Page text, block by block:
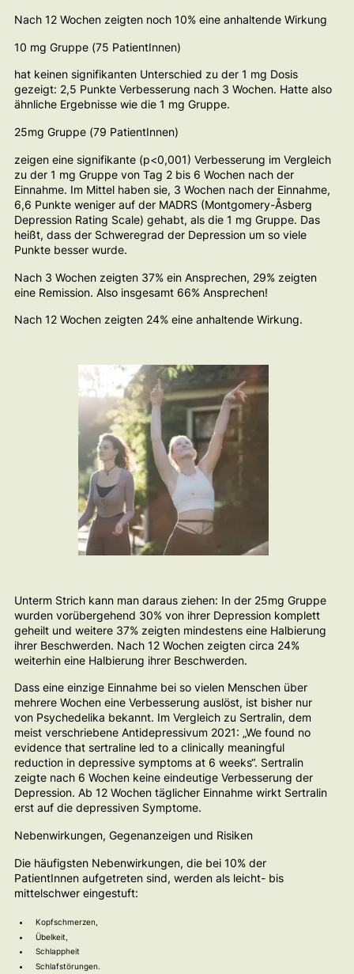
Nach 12 Wochen zeigten noch 10% eine anhaltende Wirkung
10 mg Gruppe (75 PatientInnen)
hat keinen signifikanten Unterschied zu der 1 mg Dosis
gezeigt: 2,5 Punkte Verbesserung nach 3 Wochen. Hatte also
ähnliche Ergebnisse wie die 1 mg Gruppe.
25mg Gruppe (79 PatientInnen)
zeigen eine signifikante (p<0,001) Verbesserung im Vergleich
zu der 1 mg Gruppe von Tag 2 bis 6 Wochen nach der
Einnahme. Im Mittel haben sie, 3 Wochen nach der Einnahme,
6,6 Punkte weniger auf der MADRS (Montgomery-Åsberg
Depression Rating Scale) gehabt, als die 1 mg Gruppe. Das
heißt, dass der Schweregrad der Depression um so viele
Punkte besser wurde.
Nach 3 Wochen zeigten 37% ein Ansprechen, 29% zeigten
eine Remission. Also insgesamt 66% Ansprechen!
Nach 12 Wochen zeigten 24% eine anhaltende Wirkung.
Unterm Strich kann man daraus ziehen: In der 25mg Gruppe
wurden vorübergehend 30% von ihrer Depression komplett
geheilt und weitere 37% zeigten mindestens eine Halbierung
ihrer Beschwerden. Nach 12 Wochen zeigten circa 24%
weiterhin eine Halbierung ihrer Beschwerden.
Dass eine einzige Einnahme bei so vielen Menschen über
mehrere Wochen eine Verbesserung auslöst, ist bisher nur
von Psychedelika bekannt. Im Vergleich zu Sertralin, dem
meist verschriebene Antidepressivum 2021: „We found no
evidence that sertraline led to a clinically meaningful
reduction in depressive symptoms at 6 weeks“. Sertralin
zeigte nach 6 Wochen keine eindeutige Verbesserung der
Depression. Ab 12 Wochen täglicher Einnahme wirkt Sertralin
erst auf die depressiven Symptome.
Nebenwirkungen, Gegenanzeigen und Risiken
Die häufigsten Nebenwirkungen, die bei 10% der
PatientInnen aufgetreten sind, werden als leicht- bis
mittelschwer eingestuft:
Kopfschmerzen,
Übelkeit,
Schlappheit
Schlafstörungen.